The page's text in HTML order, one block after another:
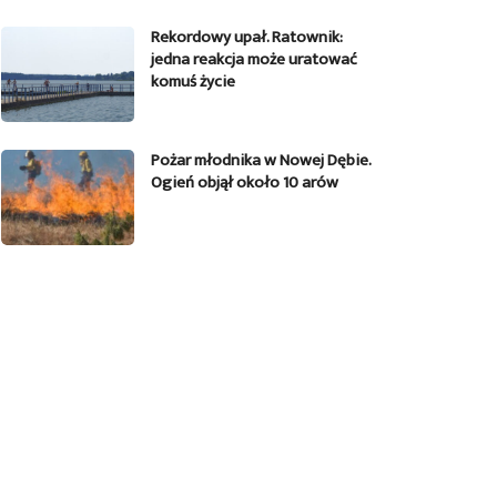
Rekordowy upał. Ratownik:
jedna reakcja może uratować
komuś życie
Pożar młodnika w Nowej Dębie.
Ogień objął około 10 arów